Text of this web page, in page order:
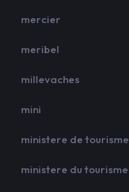
mercier
meribel
millevaches
mini
ministere de tourisme
ministere du tourisme